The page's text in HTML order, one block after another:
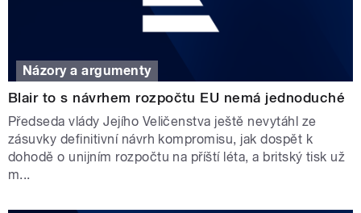
Názory a argumenty
Blair to s návrhem rozpočtu EU nemá jednoduché
Předseda vlády Jejího Veličenstva ještě nevytáhl ze
zásuvky definitivní návrh kompromisu, jak dospět k
dohodě o unijním rozpočtu na příští léta, a britský tisk už
m...